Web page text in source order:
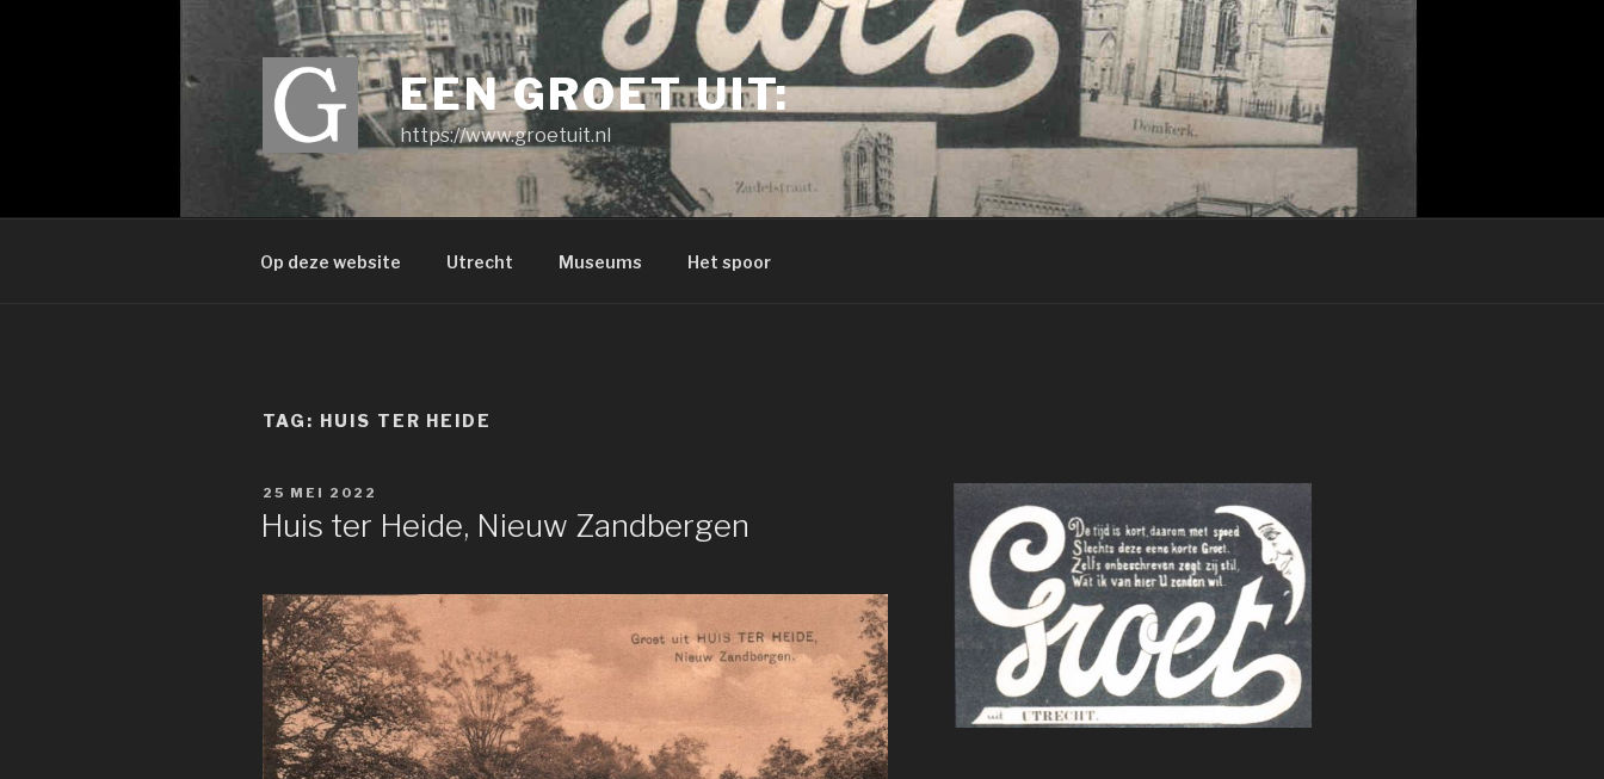
EEN GROET UIT:
https://www.groetuit.nl
Op deze website Utrecht Museums Het spoor
TAG: HUIS TER HEIDE
GEPLAATST
25 MEI 2022
Huis ter Heide, Nieuw Zandbergen